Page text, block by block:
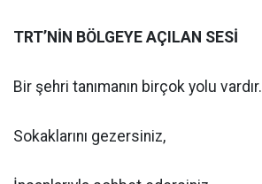
TRT’NİN BÖLGEYE AÇILAN SESİ
Bir şehri tanımanın birçok yolu vardır.
Sokaklarını gezersiniz,